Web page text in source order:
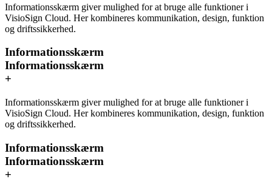
Informationsskærm giver mulighed for at bruge alle funktioner i
VisioSign Cloud. Her kombineres kommunikation, design, funktion
og driftssikkerhed.
Informationsskærm
Informationsskærm
+
Informationsskærm giver mulighed for at bruge alle funktioner i
VisioSign Cloud. Her kombineres kommunikation, design, funktion
og driftssikkerhed.
Informationsskærm
Informationsskærm
+